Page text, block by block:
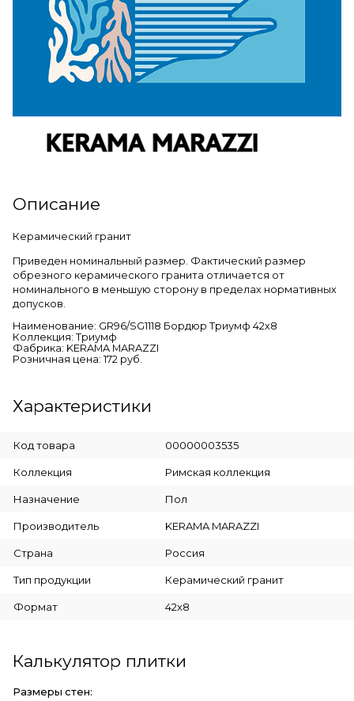
Описание
Керамический гранит
Приведен номинальный размер. Фактический размер
обрезного керамического гранита отличается от
номинального в меньшую сторону в пределах нормативных
допусков.
Наименование: GR96/SG1118 Бордюр Триумф 42х8
Коллекция: Триумф
Фабрика: KERAMA MARAZZI
Розничная цена: 172 руб.
Характеристики
Код товара 00000003535
Коллекция Римская коллекция
Назначение Пол
Производитель KERAMA MARAZZI
Страна Россия
Тип продукции Керамический гранит
Формат 42x8
Калькулятор плитки
Размеры стен: